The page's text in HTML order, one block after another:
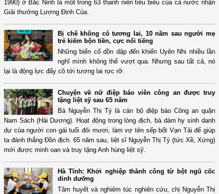
1990) ở Bắc Ninh là một trong 63 thanh niên tiêu biểu của cả nước nhận
Giải thưởng Lương Định Của.
Bị chê không có tương lai, 10 năm sau người mẹ
trẻ kiếm bộn tiền, cực nổi tiếng
Những biến cố dồn dập đến khiến Uyên Nhi nhiều lần
nghĩ mình không thể vượt qua. Nhưng sau tất cả, nó
lại là động lực đẩy cô tới tương lai rực rỡ.
Chuyện về nữ điệp báo viên công an được truy
tặng liệt sỹ sau 65 năm
Bà Nguyễn Thị Tý là cán bộ điệp báo Công an quận
Nam Sách (Hải Dương). Hoạt động trong lòng địch, bà dám hy sinh danh
dự của người con gái tuổi đôi mươi, làm vợ tên sếp bốt Vạn Tải để giúp
ta đánh thắng Đồn địch. 65 năm sau, liệt sĩ Nguyễn Thị Tý (tức Xề, Xứng)
mới được minh oan và truy tặng Anh hùng liệt sỹ.
Hà Tĩnh: Khởi nghiệp thành công từ bột ngũ cốc
dinh dưỡng
Tâm huyết và nghiêm túc nghiên cứu, chị Nguyễn Thị